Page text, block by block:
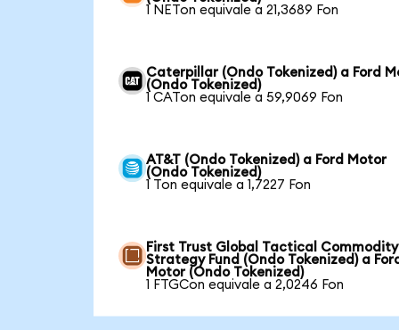
1 NETon equivale a 21,3689 Fon
Caterpillar (Ondo Tokenized) a Ford
(Ondo Tokenized)
1 CATon equivale a 59,9069 Fon
AT&T (Ondo Tokenized) a Ford Motor
(Ondo Tokenized)
1 Ton equivale a 1,7227 Fon
First Trust Global Tactical Commodity
Strategy Fund (Ondo Tokenized) a
Motor (Ondo Tokenized)
1 FTGCon equivale a 2,0246 Fon